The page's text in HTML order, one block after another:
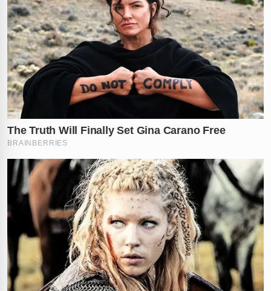
Investigação e indignação pública
O caso ganhou enorme visibilidade e gerou grande
repercussão. Muitos internautas se mostraram
chocados com anova violação
contra a vítima, que já
havia sofrido uma morte brutal nas mãos do ex-
companheiro.
As autoridades italianas seguem investigando para
descobrir quem cometeu esse ultraje e qual a
motivação por trás do roubo. O que você acha que
pode ter motivado alguém a roubar a cabeça do
túmulo? Conta nos comentários!